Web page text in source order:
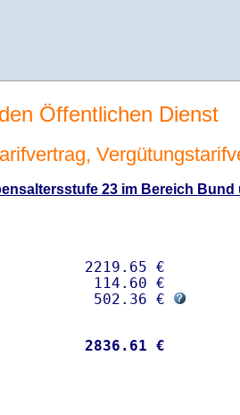
Öffentlichen Dienst
23 im Bereich Bund
2219.65 €
114.60 €
502.36 €
2836.61 €